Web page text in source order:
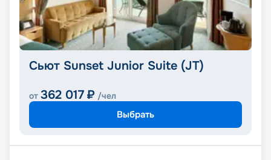
Сьют Sunset Junior Suite (JT)
от 362 017 ₽ /чел
Выбрать